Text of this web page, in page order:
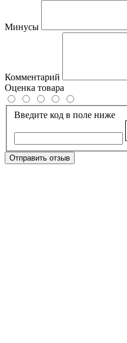
Минусы
Комментарий
Оценка товара
Введите код в поле ниже
Отправить отзыв